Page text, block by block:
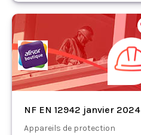
NF EN 12942 janvier 2024
Appareils de protection